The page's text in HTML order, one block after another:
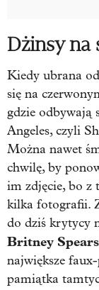
Dżinsy na
Kiedy ubrana
się na
gdzie odbywają
Angeles, czyli
Można nawet
chwilę, by
im zdjęcie, bo z
kilka fotografii.
do dziś krytycy
Britney Spears
największe
pamiątka